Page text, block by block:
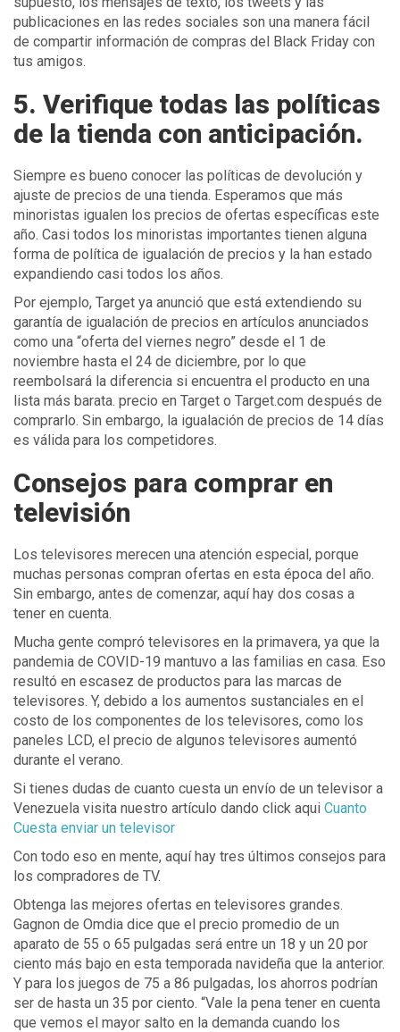
publicaciones en las redes sociales son una manera fácil
de compartir información de compras del Black Friday con
tus amigos.
5. Verifique todas las políticas
de la tienda con anticipación.
Siempre es bueno conocer las políticas de devolución y
ajuste de precios de una tienda. Esperamos que más
minoristas igualen los precios de ofertas específicas este
año. Casi todos los minoristas importantes tienen alguna
forma de política de igualación de precios y la han estado
expandiendo casi todos los años.
Por ejemplo, Target ya anunció que está extendiendo su
garantía de igualación de precios en artículos anunciados
como una “oferta del viernes negro” desde el 1 de
noviembre hasta el 24 de diciembre, por lo que
reembolsará la diferencia si encuentra el producto en una
lista más barata. precio en Target o Target.com después de
comprarlo. Sin embargo, la igualación de precios de 14 días
es válida para los competidores.
Consejos para comprar en
televisión
Los televisores merecen una atención especial, porque
muchas personas compran ofertas en esta época del año.
Sin embargo, antes de comenzar, aquí hay dos cosas a
tener en cuenta.
Mucha gente compró televisores en la primavera, ya que la
pandemia de COVID-19 mantuvo a las familias en casa. Eso
resultó en escasez de productos para las marcas de
televisores. Y, debido a los aumentos sustanciales en el
costo de los componentes de los televisores, como los
paneles LCD, el precio de algunos televisores aumentó
durante el verano.
Si tienes dudas de cuanto cuesta un envío de un televisor a
Venezuela visita nuestro artículo dando click aqui Cuanto
Cuesta enviar un televisor
Con todo eso en mente, aquí hay tres últimos consejos para
los compradores de TV.
Obtenga las mejores ofertas en televisores grandes.
Gagnon de Omdia dice que el precio promedio de un
aparato de 55 o 65 pulgadas será entre un 18 y un 20 por
ciento más bajo en esta temporada navideña que la anterior.
Y para los juegos de 75 a 86 pulgadas, los ahorros podrían
ser de hasta un 35 por ciento. “Vale la pena tener en cuenta
que vemos el mayor salto en la demanda cuando los